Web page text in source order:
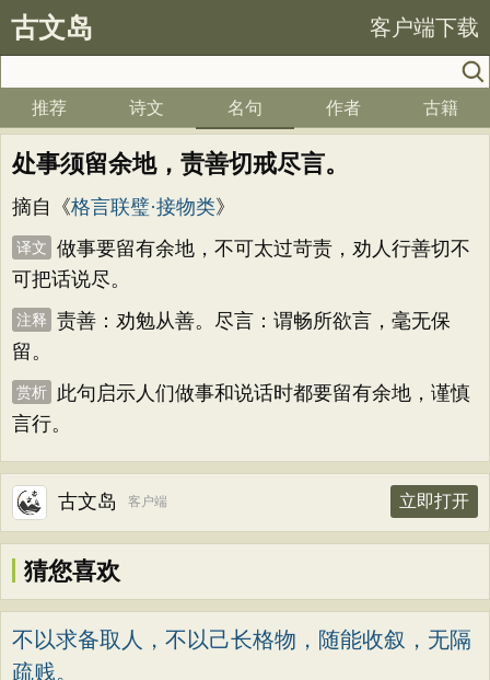
古文岛 客户端下载
推荐 诗文 名句 作者 古籍
处事须留余地，责善切戒尽言。
摘自《格言联璧·接物类》
译文
做事要留有余地，不可太过苛责，劝人行善切不
可把话说尽。
注释
责善：劝勉从善。尽言：谓畅所欲言，毫无保
留。
赏析
此句启示人们做事和说话时都要留有余地，谨慎
言行。
古文岛 客户端 立即打开
猜您喜欢
不以求备取人，不以己长格物，随能收叙，无隔
疏贱。